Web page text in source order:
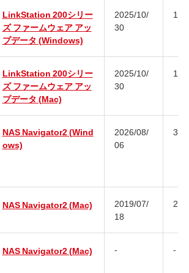
LinkStation 200シリー
ズ ファームウェア アッ
プデータ (Windows)
2025/10/
30
LinkStation 200シリー
ズ ファームウェア アッ
プデータ (Mac)
2025/10/
30
NAS Navigator2 (Wind
ows)
2026/08/
06
NAS Navigator2 (Mac)
2019/07/
18
NAS Navigator2 (Mac) - -